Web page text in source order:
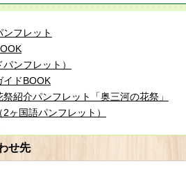
フレット
ンフレット）
イドBOOK
紹介パンフレット「奥三河の花祭」
ヶ国語パンフレット）
せ先